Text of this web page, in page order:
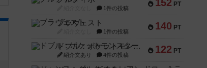
152 PT
1件の投稿
140 PT
ブラヴェスト
1件の投稿
122 PT
ドブル：ポケットモンスター
紹介文あり 4件の投稿